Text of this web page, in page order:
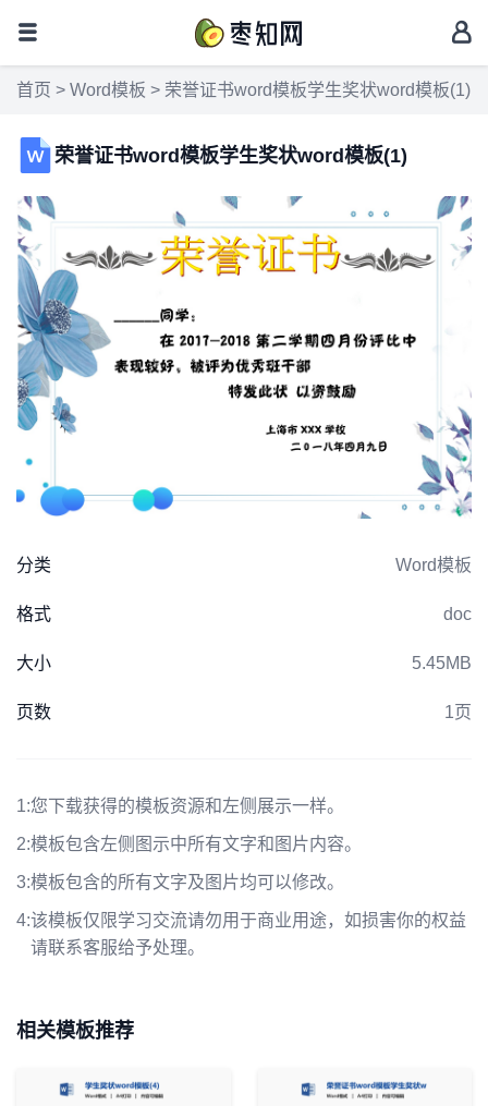
首页 > Word模板 > 荣誉证书word模板学生奖状word模板(1)
荣誉证书word模板学生奖状word模板(1)
分类 Word模板
格式 doc
大小 5.45MB
页数 1页
1:您下载获得的模板资源和左侧展示一样。
2:模板包含左侧图示中所有文字和图片内容。
3:模板包含的所有文字及图片均可以修改。
4:该模板仅限学习交流请勿用于商业用途，如损害你的权益
请联系客服给予处理。
相关模板推荐